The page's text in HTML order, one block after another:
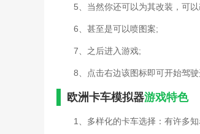
5、当然你还可以为其改装，可
6、甚至是可以喷图案;
7、之后进入游戏;
8、点击右边该图标即可开始驾驶
欧洲卡车模拟器游戏特色
1、多样化的卡车选择：有许多